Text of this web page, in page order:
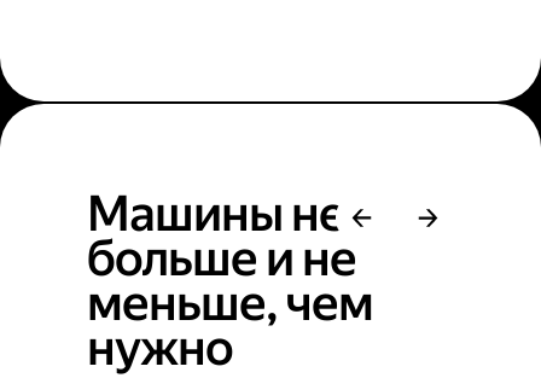
Машины не
больше и не
меньше, чем
нужно